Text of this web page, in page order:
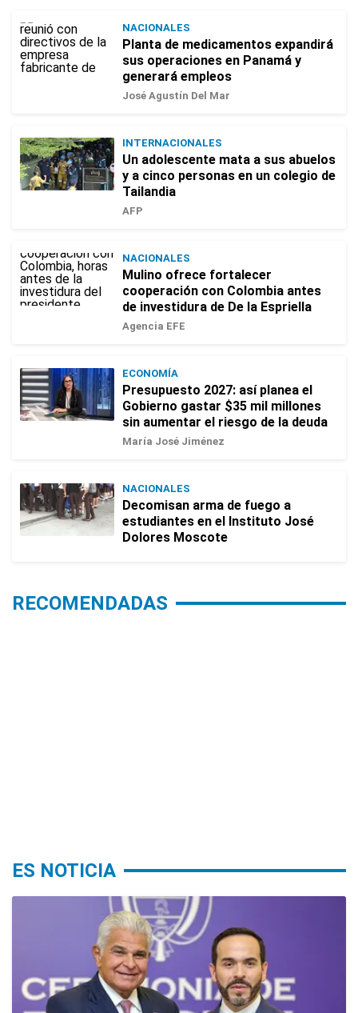
NACIONALES
Planta de medicamentos expandirá
sus operaciones en Panamá y
generará empleos
José Agustín Del Mar
INTERNACIONALES
Un adolescente mata a sus abuelos
y a cinco personas en un colegio de
Tailandia
AFP
NACIONALES
Mulino ofrece fortalecer
cooperación con Colombia antes
de investidura de De la Espriella
Agencia EFE
ECONOMÍA
Presupuesto 2027: así planea el
Gobierno gastar $35 mil millones
sin aumentar el riesgo de la deuda
María José Jiménez
NACIONALES
Decomisan arma de fuego a
estudiantes en el Instituto José
Dolores Moscote
RECOMENDADAS
ES NOTICIA